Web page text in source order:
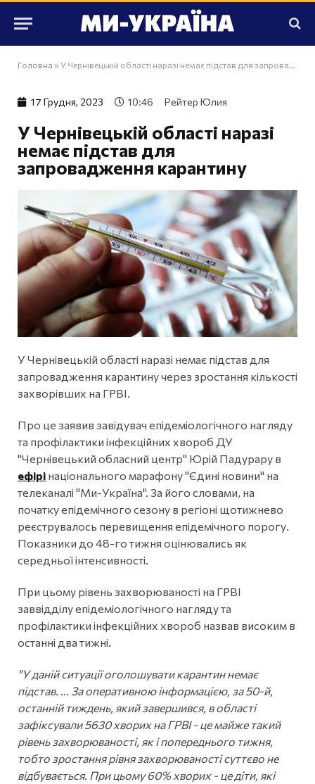
Головна » У Чернівецькій області наразі немає підстав для запровадження карантину
17 Грудня, 2023 10:46 Рейтер Юлия
У Чернівецькій області наразі
немає підстав для
запровадження карантину
У Чернівецькій області наразі немає підстав для
запровадження карантину через зростання кількості
захворівших на ГРВІ.
Про це заявив завідувач епідеміологічного нагляду
та профілактики інфекційних хвороб ДУ
"Чернівецький обласний центр" Юрій Падурару в
ефірі національного марафону "Єдині новини" на
телеканалі "Ми-Україна". За його словами, на
початку епідемічного сезону в регіоні щотижнево
реєструвалось перевищення епідемічного порогу.
Показники до 48-го тижня оцінювались як
середньої інтенсивності.
При цьому рівень захворюваності на ГРВІ
заввідділу епідеміологічного нагляду та
профілактики інфекційних хвороб назвав високим в
останні два тижні.
"У даній ситуації оголошувати карантин немає
підстав. ... За оперативною інформацією, за 50-й,
останній тиждень, який завершився, в області
зафіксували 5630 хворих на ГРВІ - це майже такий
рівень захворюваності, як і попереднього тижня,
тобто зростання рівня захворюваності суттєво не
відбувається. При цьому 60% хворих - це діти, які